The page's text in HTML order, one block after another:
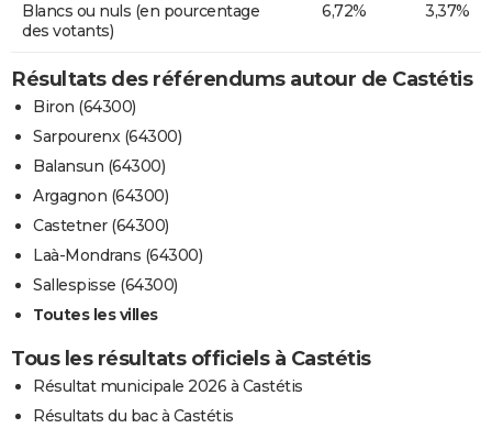
Blancs ou nuls (en pourcentage
des votants)
6,72% 3,37%
Résultats des référendums autour de Castétis
Biron (64300)
Sarpourenx (64300)
Balansun (64300)
Argagnon (64300)
Castetner (64300)
Laà-Mondrans (64300)
Sallespisse (64300)
Toutes les villes
Tous les résultats officiels à Castétis
Résultat municipale 2026 à Castétis
Résultats du bac à Castétis